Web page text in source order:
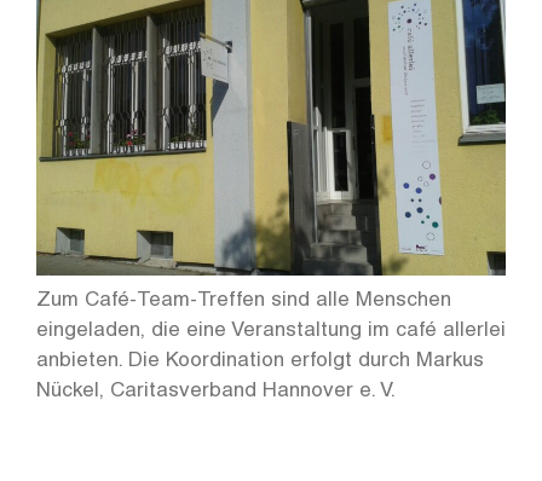
Zum Café-Team-Treffen sind alle Menschen
eingeladen, die eine Veranstaltung im café allerlei
anbieten. Die Koordination erfolgt durch Markus
Nückel, Caritasverband Hannover e. V.